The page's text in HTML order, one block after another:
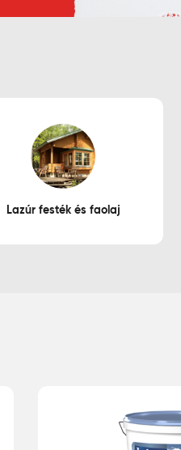
Lazúr festék és faolaj